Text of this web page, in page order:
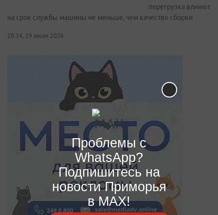
перегрузка влияют
на срок службы машины не меньше, чем качество сборки
20:34, 29 июля 2026
Проблемы с
WhatsApp?
Подпишитесь на
новости Приморья
в MAX!